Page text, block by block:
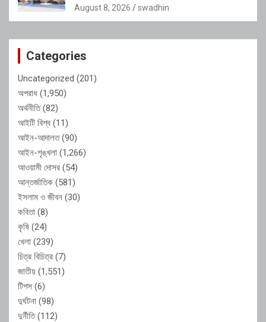
August 8, 2026 swadhin
Categories
Uncategorized (201)
অপরাধ (1,950)
অর্থনীতি(82)
আইটি বিশ্ব (11)
আইন-আদালত(90)
আইন-শৃঙ্খলা (1,266)
আওয়ামী দোসর (54)
আন্তর্জাতিক (581)
ইসলাম ও জীবন (30)
কবিতা (8)
কৃষি (24)
খেলা (239)
চিত্র বিচিত্র (7)
জাতীয় (1,551)
টিপস (6)
দুর্ঘটনা (98)
দুর্নীতি(112)